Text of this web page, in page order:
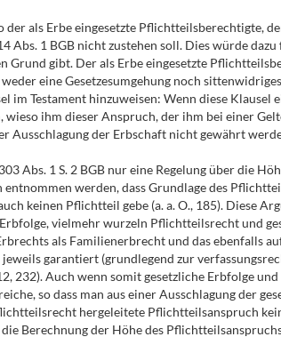
der als Erbe eingesetzte Pflichtteilsberechtigte,
Abs. 1 BGB nicht zustehen soll. Dies würde
Grund gibt. Der als Erbe eingesetzte
eine Gesetzesumgehung noch
im Testament hinzuweisen: Wenn diese
ihm dieser Anspruch, der ihm bei einer
Ausschlagung der Erbschaft nicht gewährt
Abs. 1 S. 2 BGB nur eine Regelung über die
werden, dass Grundlage des
keinen Pflichtteil gebe (a. a. O., 185). Diese
vielmehr wurzeln Pflichtteilsrecht und
als Familienerbrecht und das ebenfalls
jeweils garantiert (grundlegend zur
232). Auch wenn somit gesetzliche Erbfolge
so dass man aus einer Ausschlagung der
hergeleitete Pflichtteilsanspruch
Berechnung der Höhe des